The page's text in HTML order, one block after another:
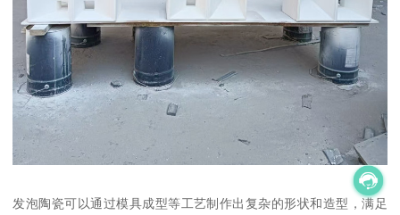
发泡陶瓷可以通过模具成型等工艺制作出复杂的形状和造型，满足